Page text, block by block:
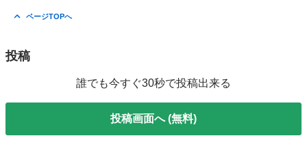
ページTOPへ
投稿
誰でも今すぐ30秒で投稿出来る
投稿画面へ (無料)